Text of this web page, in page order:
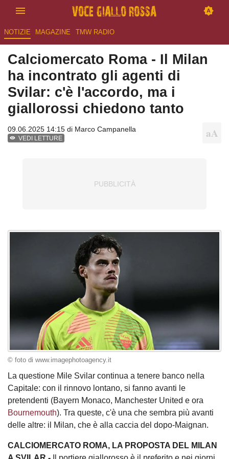
NOTIZIE MAGAZINE TMW RADIO
Calciomercato Roma - Il Milan
ha incontrato gli agenti di
Svilar: c'è l'accordo, ma i
giallorossi chiedono tanto
09.06.2025 14:15 di Marco Campanella
VEDI LETTURE
© foto di www.imagephotoagency.it
La questione Mile Svilar continua a tenere banco nella
Capitale: con il rinnovo lontano, si fanno avanti le
pretendenti (Bayern Monaco, Manchester United e ora
Bournemouth). Tra queste, c'è una che sembra più avanti
delle altre: il Milan, che è alla caccia del dopo-Maignan.
CALCIOMERCATO ROMA, LA PROPOSTA DEL MILAN